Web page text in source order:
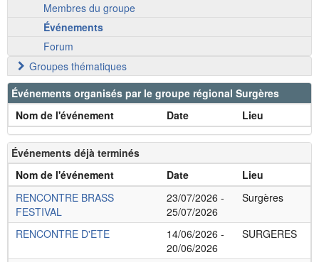
Membres du groupe
Événements
Forum
Groupes thématiques
Événements organisés par le groupe régional Surgères
Nom de l'événement
Date Lieu
Événements déjà terminés
Nom de l'événement
Date
Lieu
RENCONTRE BRASS
FESTIVAL
23/07/2026 -
25/07/2026
Surgères
RENCONTRE D'ETE
14/06/2026 -
20/06/2026
SURGERES